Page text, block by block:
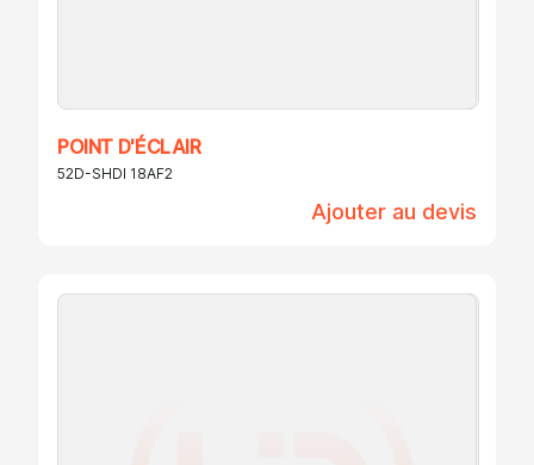
POINT D'ÉCLAIR
52D-SHDI 18AF2
Ajouter au devis